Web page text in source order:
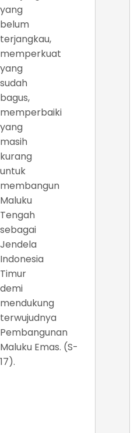
yang
belum
terjangkau,
memperkuat
yang
sudah
bagus,
memperbaiki
yang
masih
kurang
untuk
membangun
Maluku
Tengah
sebagai
Jendela
Indonesia
Timur
demi
mendukung
terwujudnya
Pembangunan
Maluku Emas. (S-
17).